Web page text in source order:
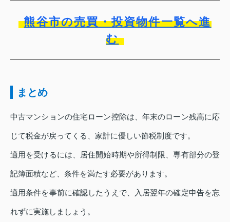
熊谷市の売買・投資物件一覧へ進
む
まとめ
中古マンションの住宅ローン控除は、年末のローン残高に応
じて税金が戻ってくる、家計に優しい節税制度です。
適用を受けるには、居住開始時期や所得制限、専有部分の登
記簿面積など、条件を満たす必要があります。
適用条件を事前に確認したうえで、入居翌年の確定申告を忘
れずに実施しましょう。